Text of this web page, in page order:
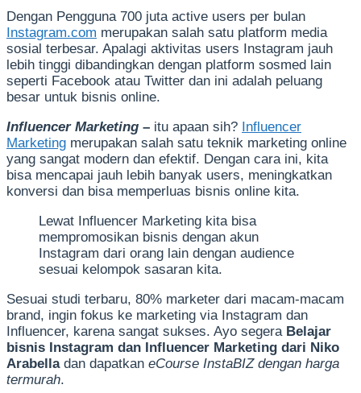
Dengan Pengguna 700 juta active users per bulan
Instagram.com merupakan salah satu platform media
sosial terbesar. Apalagi aktivitas users Instagram jauh
lebih tinggi dibandingkan dengan platform sosmed lain
seperti Facebook atau Twitter dan ini adalah peluang
besar untuk bisnis online.
Influencer Marketing – itu apaan sih? Influencer
Marketing merupakan salah satu teknik marketing online
yang sangat modern dan efektif. Dengan cara ini, kita
bisa mencapai jauh lebih banyak users, meningkatkan
konversi dan bisa memperluas bisnis online kita.
Lewat Influencer Marketing kita bisa
mempromosikan bisnis dengan akun
Instagram dari orang lain dengan audience
sesuai kelompok sasaran kita.
Sesuai studi terbaru, 80% marketer dari macam-macam
brand, ingin fokus ke marketing via Instagram dan
Influencer, karena sangat sukses. Ayo segera Belajar
bisnis Instagram dan Influencer Marketing dari Niko
Arabelladan dapatkan eCourse InstaBIZ dengan harga
termurah.